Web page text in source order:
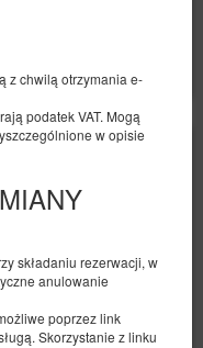
z chwilą otrzymania e-
podatek VAT. Mogą
w opisie
składaniu rezerwacji, w
anulowanie
poprzez link
Skorzystanie z linku